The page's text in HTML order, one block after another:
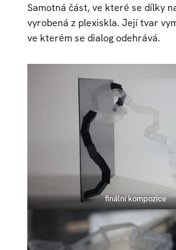
Samotná část, ve které se dílky
vyrobená z plexiskla. Její tvar
ve kterém se dialog odehrává.
finální kompozice